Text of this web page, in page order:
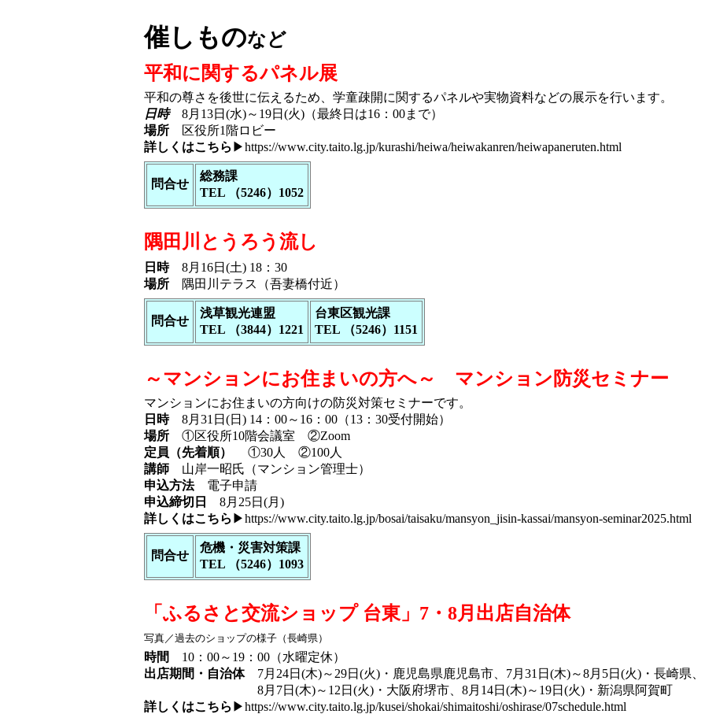
催しものなど
平和に関するパネル展
平和の尊さを後世に伝えるため、学童疎開に関するパネルや実物資料などの展示を行います。
日時8月13日(水)～19日(火)（最終日は16：00まで）
場所 区役所1階ロビー
詳しくはこちら ▶https://www.city.taito.lg.jp/kurashi/heiwa/heiwakanren/heiwapaneruten.html
問合せ
総務課
TEL （5246）1052
隅田川とうろう流し
日時8月16日(土) 18：30
場所 隅田川テラス（吾妻橋付近）
問合せ
浅草観光連盟
TEL （3844）1221
台東区観光課
TEL （5246）1151
～マンションにお住まいの方へ～ マンション防災セミナー
マンションにお住まいの方向けの防災対策セミナーです。
日時8月31日(日) 14：00～16：00（13：30受付開始）
場所 ①区役所10階会議室 ②Zoom
定員（先着順）
①30人 ②100人
講師 山岸一昭氏（マンション管理士）
申込方法電子申請
申込締切日
8月25日(月)
詳しくはこちら ▶https://www.city.taito.lg.jp/bosai/taisaku/mansyon_jisin-kassai/mansyon-seminar2025.html
問合せ
危機・災害対策課
TEL （5246）1093
「ふるさと交流ショップ 台東」7・8月出店自治体
写真／過去のショップの様子（長崎県）
時間
10：00～19：00（水曜定休）
出店期間・自治体7月24日(木)～29日(火)・鹿児島県鹿児島市、7月31日(木)～8月5日(火)・長崎県、
8月7日(木)～12日(火)・大阪府堺市、8月14日(木)～19日(火)・新潟県阿賀町
詳しくはこちら ▶https://www.city.taito.lg.jp/kusei/shokai/shimaitoshi/oshirase/07schedule.html